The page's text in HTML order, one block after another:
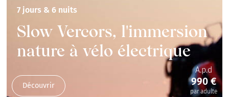
7 jours & 6 nuits
Slow Vercors, l'immersion
nature à vélo électrique
Découvrir
A.p.d
990 €
par adulte